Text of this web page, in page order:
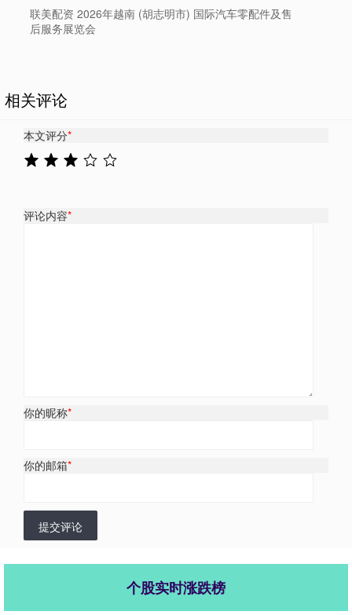
联美配资 2026年越南 (胡志明市) 国际汽车零配件及售
后服务展览会
相关评论
本文评分*
评论内容*
你的昵称*
你的邮箱*
提交评论
个股实时涨跌榜